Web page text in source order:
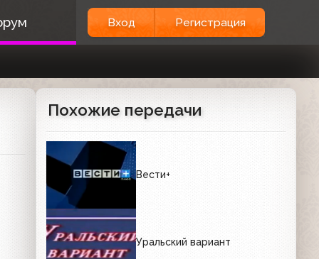
Вход Регистрация
Похожие передачи
Вести+
Уральский вариант